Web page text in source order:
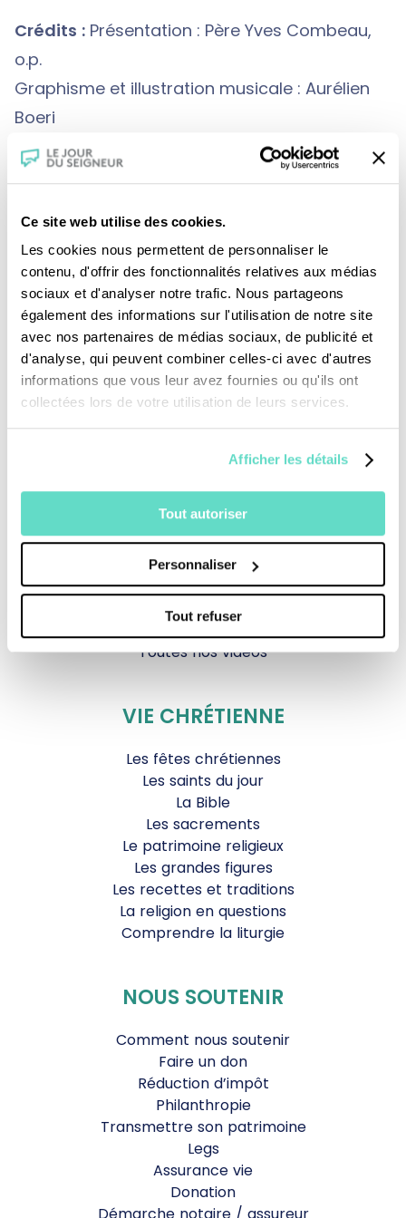
Ce site web utilise des cookies.
Les cookies nous permettent de personnaliser le
contenu, d'offrir des fonctionnalités relatives aux médias
sociaux et d'analyser notre trafic. Nous partageons
également des informations sur l'utilisation de notre site
avec nos partenaires de médias sociaux, de publicité et
d'analyse, qui peuvent combiner celles-ci avec d'autres
informations que vous leur avez fournies ou qu'ils ont
collectées lors de votre utilisation de leurs services.
Afficher les détails
Tout autoriser
Personnaliser
Tout refuser
Crédits : Présentation : Père Yves Combeau,
o.p.
Graphisme et illustration musicale : Aurélien
Boeri
Je fais un don
Revoir la messe du 02 août 2026
TOUS NOS PROGRAMMES
La messe
Parole Inattendue
Tous Frères
Générations Laudato Si’
Agenda Culturel
JDS.tv
Toutes nos vidéos
VIE CHRÉTIENNE
Les fêtes chrétiennes
Les saints du jour
La Bible
Les sacrements
Le patrimoine religieux
Les grandes figures
Les recettes et traditions
La religion en questions
Comprendre la liturgie
NOUS SOUTENIR
Comment nous soutenir
Faire un don
Réduction d’impôt
Philanthropie
Transmettre son patrimoine
Legs
Assurance vie
Donation